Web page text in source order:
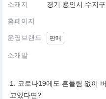
소재지 경기 용인시 수지
홈페이지
운영브랜드 판매
소개말
1. 코로나19에도 흔들림 없이
고있다면?